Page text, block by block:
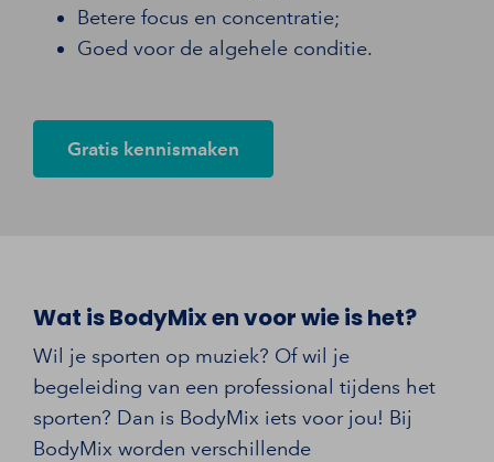
Betere focus en concentratie;
Goed voor de algehele conditie.
Gratis kennismaken
Wat is BodyMix en voor wie is het?
Wil je sporten op muziek? Of wil je
begeleiding van een professional tijdens het
sporten? Dan is BodyMix iets voor jou! Bij
BodyMix worden verschillende